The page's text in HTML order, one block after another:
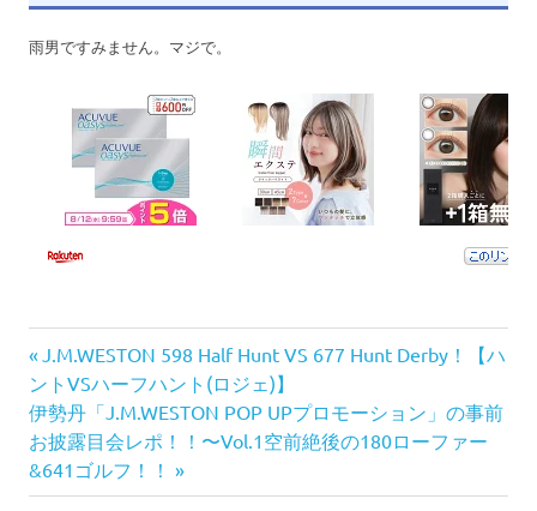
雨男ですみません。マジで。
投
稿
ナ
前
の
記
事:
J.M.WESTON 598 Half Hunt VS 677 Hunt Derby！【ハ
ントVSハーフハント(ロジェ)】
次
の
記
事:
伊勢丹「J.M.WESTON POP UPプロモーション」の事前
お披露目会レポ！！〜Vol.1空前絶後の180ローファー
&641ゴルフ！！